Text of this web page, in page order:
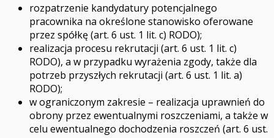
rozpatrzenie kandydatury potencjalnego
pracownika na określone stanowisko oferowane
przez spółkę (art. 6 ust. 1 lit. c) RODO);
realizacja procesu rekrutacji (art. 6 ust. 1 lit. c)
RODO), a w przypadku wyrażenia zgody, także dla
potrzeb przyszłych rekrutacji (art. 6 ust. 1 lit. a)
RODO);
w ograniczonym zakresie – realizacja uprawnień do
obrony przez ewentualnymi roszczeniami, a także w
celu ewentualnego dochodzenia roszczeń (art. 6 ust.